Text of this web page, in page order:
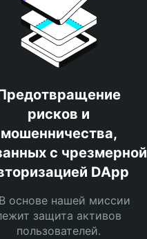
рисков и
мошенничества,
с чрезмерной
DApp
основе нашей миссии
защита активов
пользователей.